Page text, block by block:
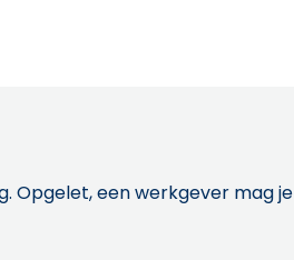
Opgelet, een werkgever mag je